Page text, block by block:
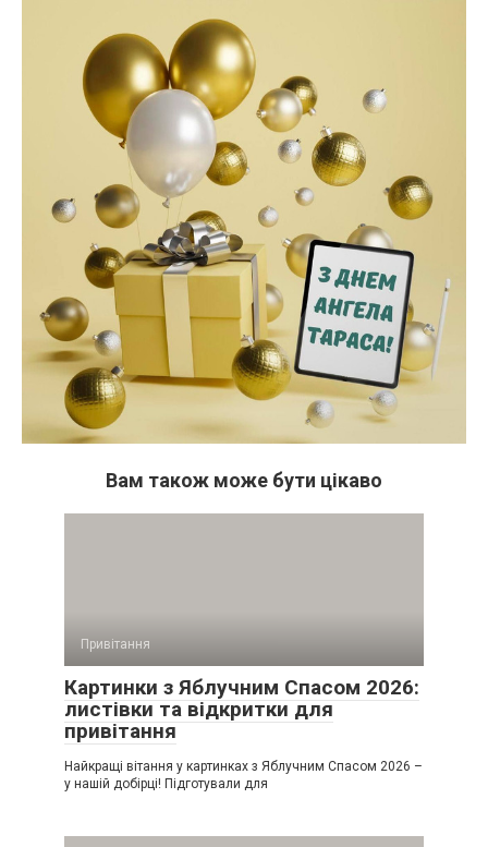
Вам також може бути цікаво
Привітання
Картинки з Яблучним Спасом 2026:
листівки та відкритки для
привітання
Найкращі вітання у картинках з Яблучним Спасом 2026 –
у нашій добірці! Підготували для